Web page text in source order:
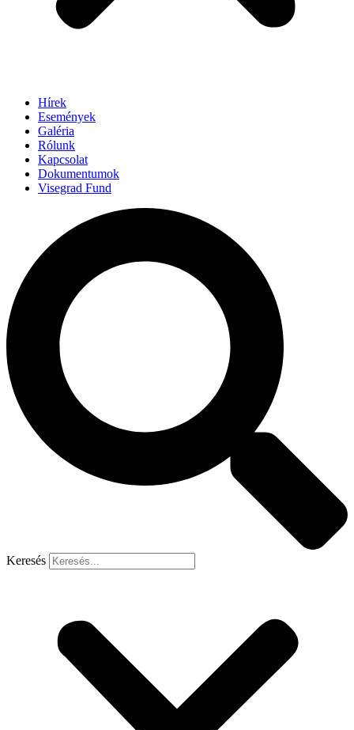
Hírek
Események
Galéria
Rólunk
Kapcsolat
Dokumentumok
Visegrad Fund
Keresés